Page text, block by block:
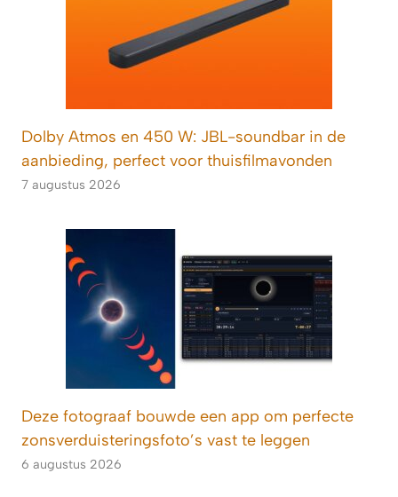
Dolby Atmos en 450 W: JBL-soundbar in de
aanbieding, perfect voor thuisfilmavonden
7 augustus 2026
Deze fotograaf bouwde een app om perfecte
zonsverduisteringsfoto’s vast te leggen
6 augustus 2026